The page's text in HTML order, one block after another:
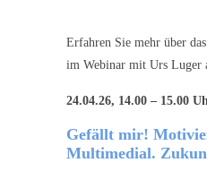
Erfahren Sie mehr über das
im Webinar mit Urs Luger
24.04.26, 14.00 – 15.00
Gefällt mir!
Multimedial.